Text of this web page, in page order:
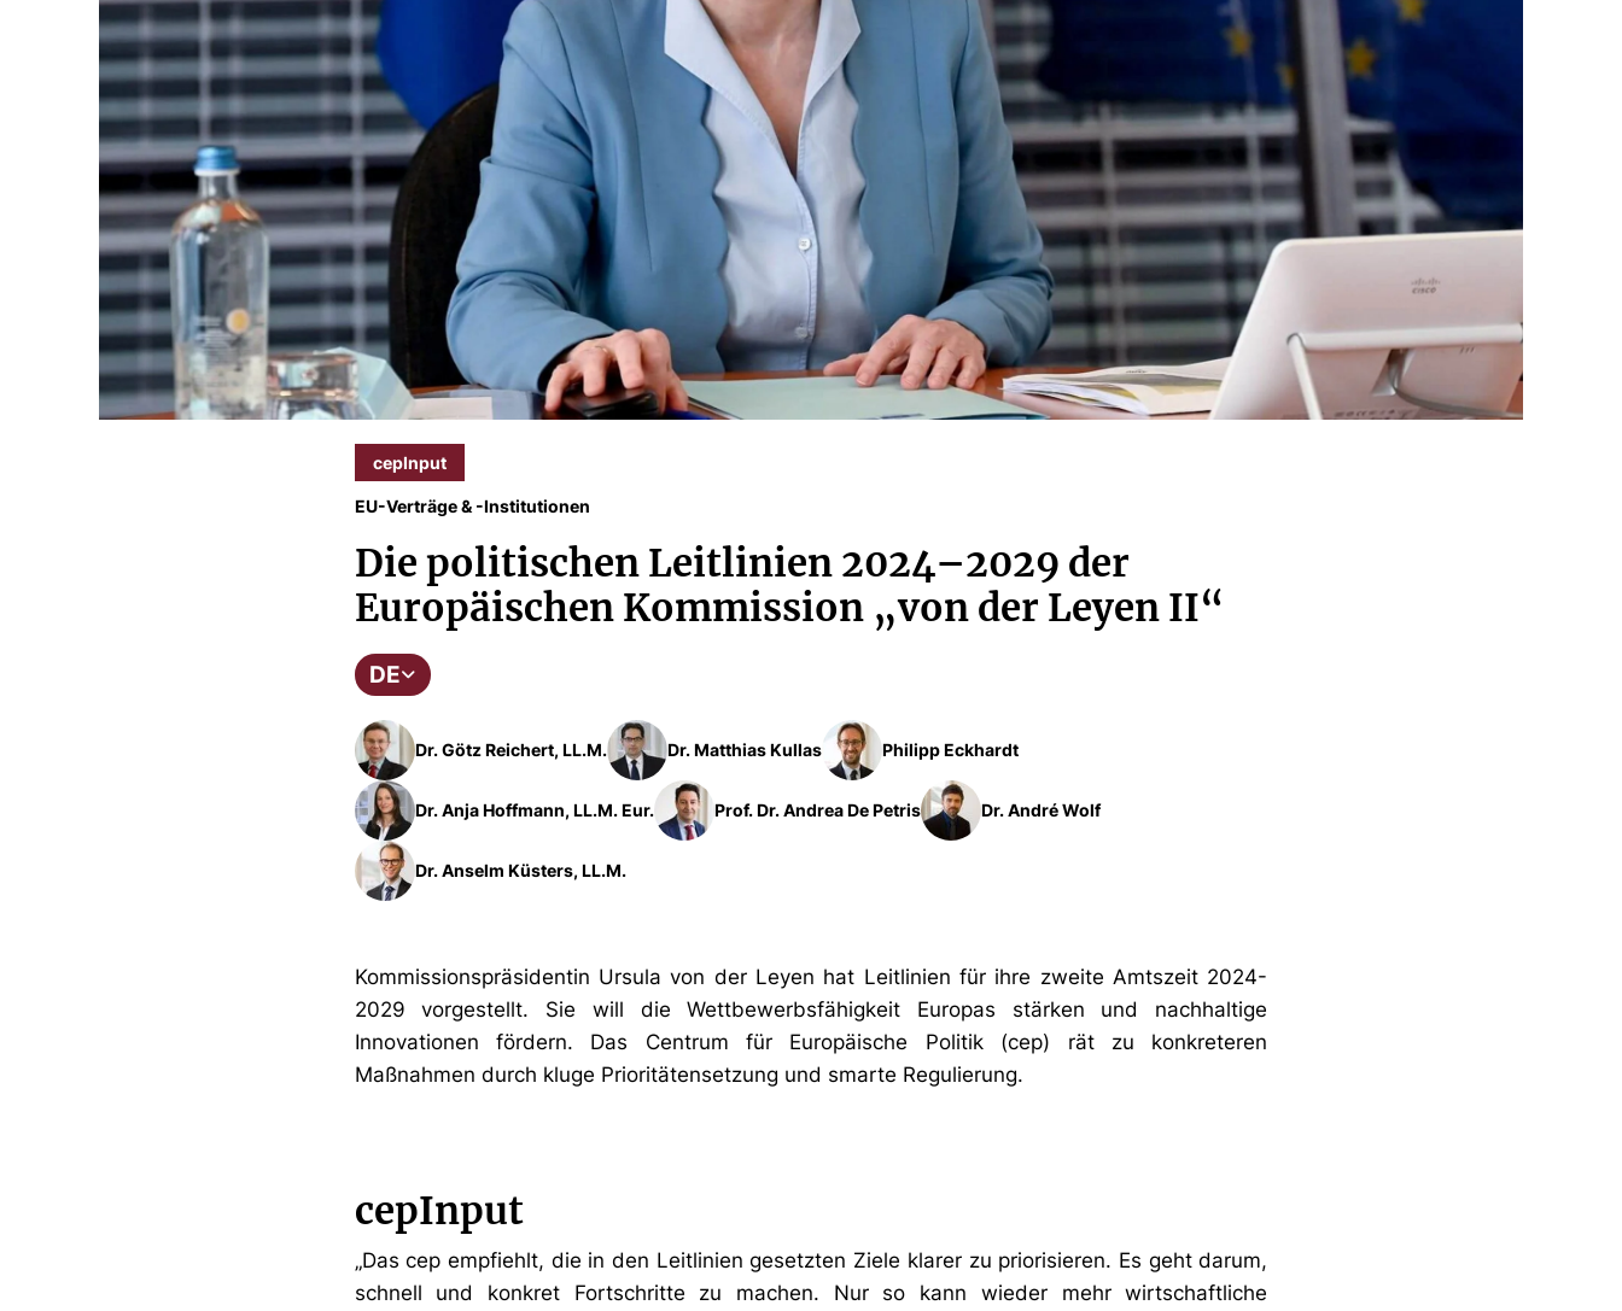
cepInput
EU-Verträge & -Institutionen
Die politischen Leitlinien 2024–2029 der
Europäischen Kommission „von der Leyen II“
DE
Dr. Götz Reichert, LL.M. Dr. Matthias Kullas Philipp Eckhardt
Dr. Anja Hoffmann, LL.M. Eur. Prof. Dr. Andrea De Petris Dr. André Wolf
Dr. Anselm Küsters, LL.M.
Kommissionspräsidentin Ursula von der Leyen hat Leitlinien für ihre zweite Amtszeit 2024-
2029 vorgestellt. Sie will die Wettbewerbsfähigkeit Europas stärken und nachhaltige
Innovationen fördern. Das Centrum für Europäische Politik (cep) rät zu konkreteren
Maßnahmen durch kluge Prioritätensetzung und smarte Regulierung.
cepInput
„Das cep empfiehlt, die in den Leitlinien gesetzten Ziele klarer zu priorisieren. Es geht darum,
schnell und konkret Fortschritte zu machen. Nur so kann wieder mehr wirtschaftliche